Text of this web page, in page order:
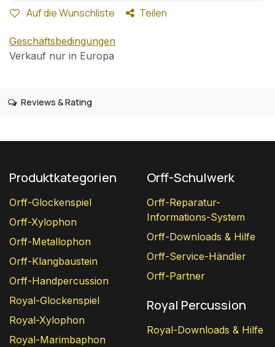
Auf die Wunschliste Teilen
Geschäftsbedingungen
Verkauf nur in Europa
Reviews & Rating
Produktkategorien
Orff-Glockenspiel
Orff-Xylophon
Orff-Metallophon
Orff-Klangbaustein
Orff-Handpercussion
Royal-Glockenspiel
Royal-Xylophon
Royal-Marimbaphon
Orff-Schulwerk
Orff-Reparatur-
Informations-System
Orff-Downloads & Hilfe
Orff-Service-Händler
Orff-Partner
Royal Percussion
Royal-Downloads & Hilfe